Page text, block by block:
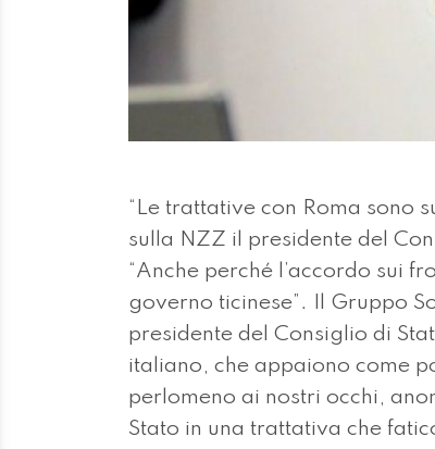
“Le trattative con Roma sono
sulla NZZ il presidente del
“Anche perché l’accordo sui
governo ticinese”. Il Gruppo
presidente del Consiglio di
italiano, che appaiono come
perlomeno ai nostri occhi,
Stato in una trattativa che